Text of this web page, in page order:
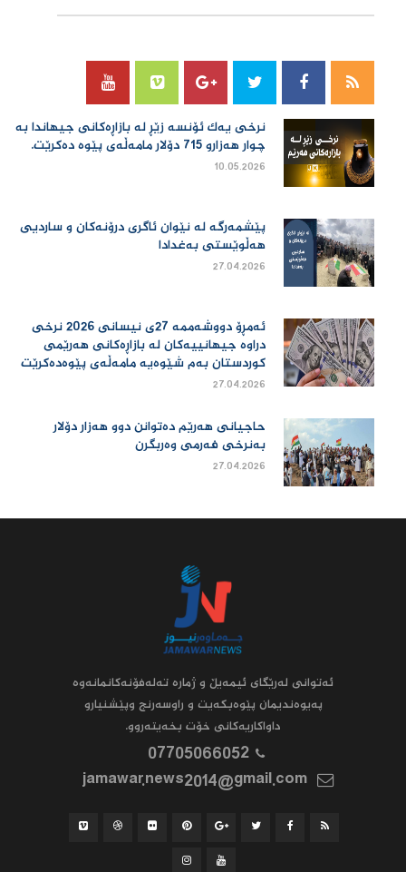
نرخی یەك ئۆنسە زێڕ لە بازاڕەكانی جیهاندا بە
چوار هەزارو 715 دۆلار مامەڵەی پێوە دەكرێت.
10.05.2026
پێشمەرگە لە نێوان ئاگری درۆنەکان و ساردیی
هەڵوێستی بەغدادا
27.04.2026
ئەمڕۆ دووشەممە 27ی نیسانی 2026 نرخی
دراوە جیهانییەكان لە بازاڕەكانی هەرێمی
كوردستان بەم شێوەیە مامەڵەی پێوەدەكرێت
27.04.2026
حاجیانی هەرێم دەتوانن دوو هەزار دۆلار
بەنرخی فەرمی وەربگرن
27.04.2026
ئه‌توانى له‌رێگاى ئیمه‌یڵ و ژماره‌ ته‌له‌فۆنه‌کانمانه‌وه‌
په‌یوه‌ندیمان پێوه‌بکه‌یت و راوسه‌رنج وپێشنیارو
داواکاریه‌کانى خۆت بخه‌یته‌روو.
07705066052
jamawar.news2014@gmail.com